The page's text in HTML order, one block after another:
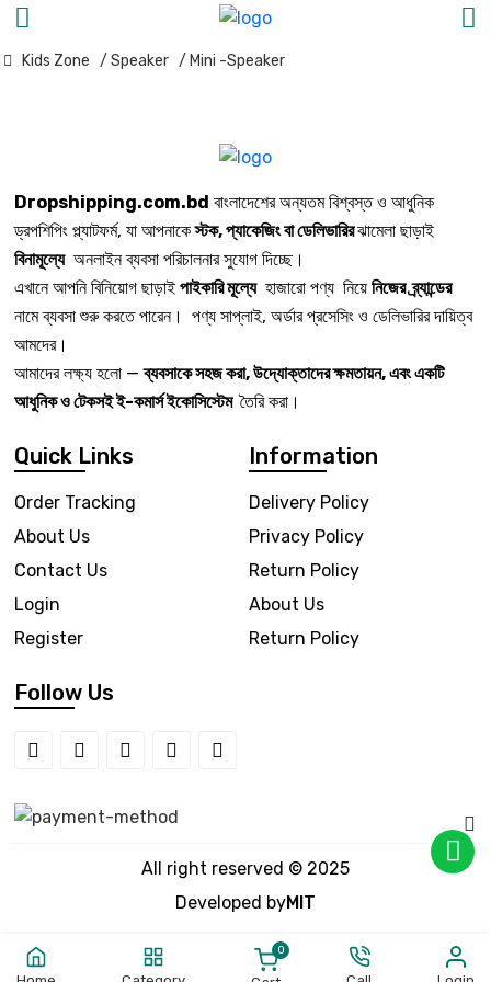
Kids Zone / Speaker / Mini -Speaker
Dropshipping.com.bd বাংলাদেশের অন্যতম বিশ্বস্ত ও আধুনিক
ড্রপশিপিং প্ল্যাটফর্ম, যা আপনাকেস্টক, প্যাকেজিং বা ডেলিভারিরঝামেলা ছাড়াই
বিনামূল্যেঅনলাইন ব্যবসা পরিচালনার সুযোগ দিচ্ছে।
এখানে আপনি বিনিয়োগ ছাড়াই পাইকারি মূল্যেহাজারো পণ্য নিয়ে নিজের ব্র্যান্ডের
নামে ব্যবসা শুরু করতে পারেন। পণ্য সাপ্লাই, অর্ডার প্রসেসিং ও ডেলিভারির দায়িত্ব
আমদের।
আমাদের লক্ষ্য হলো —ব্যবসাকে সহজ করা, উদ্যোক্তাদের ক্ষমতায়ন, এবং একটি
আধুনিক ও টেকসই ই-কমার্স ইকোসিস্টেম তৈরি করা।
Quick Links
Order Tracking
About Us
Contact Us
Login
Register
Information
Delivery Policy
Privacy Policy
Return Policy
About Us
Return Policy
Follow Us
All right reserved © 2025
Developed byMIT
0